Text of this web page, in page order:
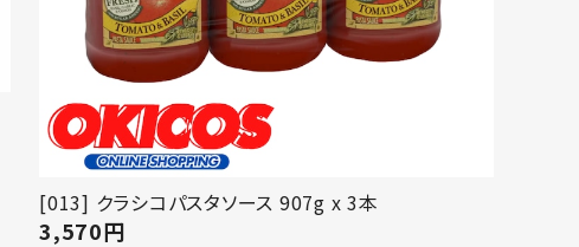
[013] クラシコパスタソース 907g x 3本
3,570円